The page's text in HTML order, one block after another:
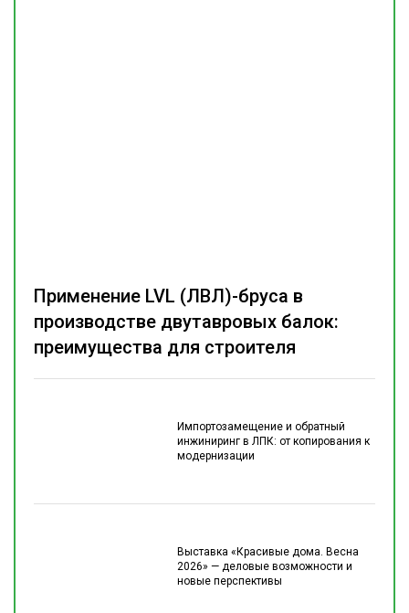
Импортозамещение и обратный
инжиниринг в ЛПК: от копирования к
модернизации
Выставка «Красивые дома. Весна
2026» — деловые возможности и
новые перспективы
Применение LVL (ЛВЛ)-бруса в
производстве двутавровых балок:
преимущества для строителя